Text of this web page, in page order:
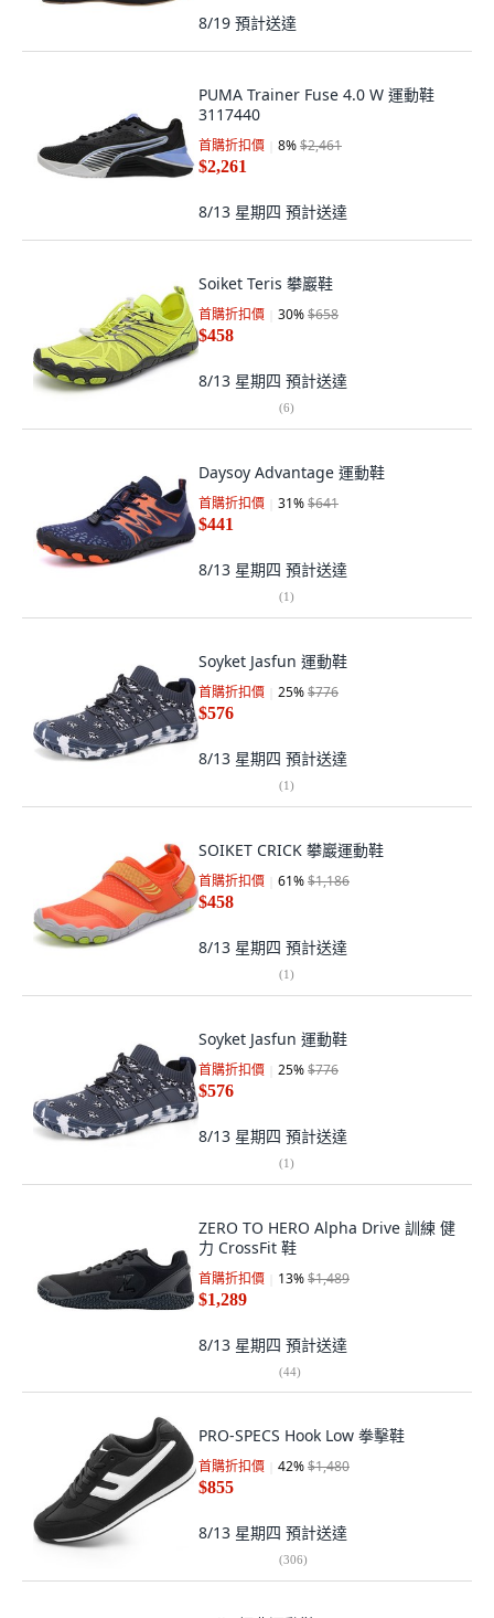
8/19 預計送達
PUMA Trainer Fuse 4.0 W 運動鞋
3117440
首購折扣價 8%$2,461
$2,261
8/13 星期四 預計送達
Soiket Teris 攀巖鞋
首購折扣價 30%$658
$458
8/13 星期四 預計送達
(6)
Daysoy Advantage 運動鞋
首購折扣價 31%$641
$441
8/13 星期四 預計送達
(1)
Soyket Jasfun 運動鞋
首購折扣價 25%$776
$576
8/13 星期四 預計送達
(1)
SOIKET CRICK 攀巖運動鞋
首購折扣價 61%$1,186
$458
8/13 星期四 預計送達
(1)
Soyket Jasfun 運動鞋
首購折扣價 25%$776
$576
8/13 星期四 預計送達
(1)
ZERO TO HERO Alpha Drive 訓練 健
力 CrossFit 鞋
首購折扣價 13%$1,489
$1,289
8/13 星期四 預計送達
(44)
PRO-SPECS Hook Low 拳擊鞋
首購折扣價 42%$1,480
$855
8/13 星期四 預計送達
(306)